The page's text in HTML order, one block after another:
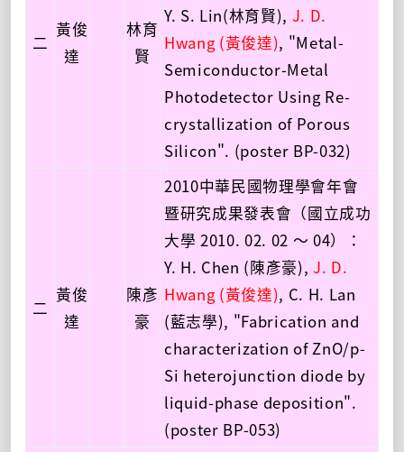
二
黃俊
達
林育
賢
Y. S. Lin(林育賢), J. D.
Hwang (黃俊達), "Metal-
Semiconductor-Metal
Photodetector Using Re-
crystallization of Porous
Silicon". (poster BP-032)
二
黃俊
達
陳彥
豪
2010中華民國物理學會年會
暨研究成果發表會（國立成功
大學 2010. 02. 02 ～ 04）：
Y. H. Chen (陳彥豪),J. D.
Hwang (黃俊達), C. H. Lan
(藍志學), "Fabrication and
characterization of ZnO/p-
Si heterojunction diode by
liquid-phase deposition".
(poster BP-053)